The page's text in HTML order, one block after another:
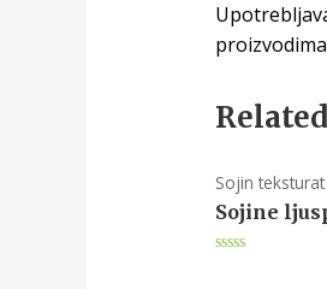
Sojin teksturat
Sojine